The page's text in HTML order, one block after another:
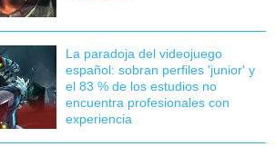
La paradoja del videojuego
español: sobran perfiles 'junior' y
el 83 % de los estudios no
encuentra profesionales con
experiencia